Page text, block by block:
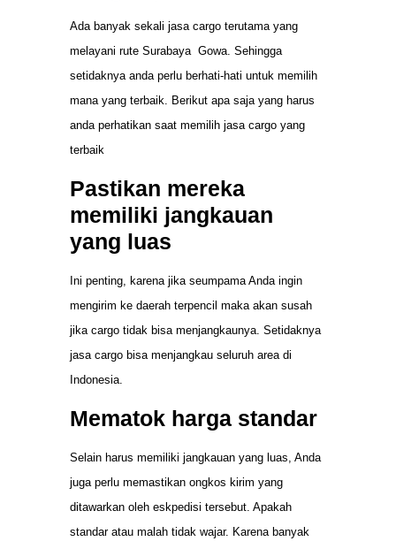
Ada banyak sekali jasa cargo terutama yang
melayani rute Surabaya Gowa. Sehingga
setidaknya anda perlu berhati-hati untuk memilih
mana yang terbaik. Berikut apa saja yang harus
anda perhatikan saat memilih jasa cargo yang
terbaik
Pastikan mereka
memiliki jangkauan
yang luas
Ini penting, karena jika seumpama Anda ingin
mengirim ke daerah terpencil maka akan susah
jika cargo tidak bisa menjangkaunya. Setidaknya
jasa cargo bisa menjangkau seluruh area di
Indonesia.
Mematok harga standar
Selain harus memiliki jangkauan yang luas, Anda
juga perlu memastikan ongkos kirim yang
ditawarkan oleh eskpedisi tersebut. Apakah
standar atau malah tidak wajar. Karena banyak